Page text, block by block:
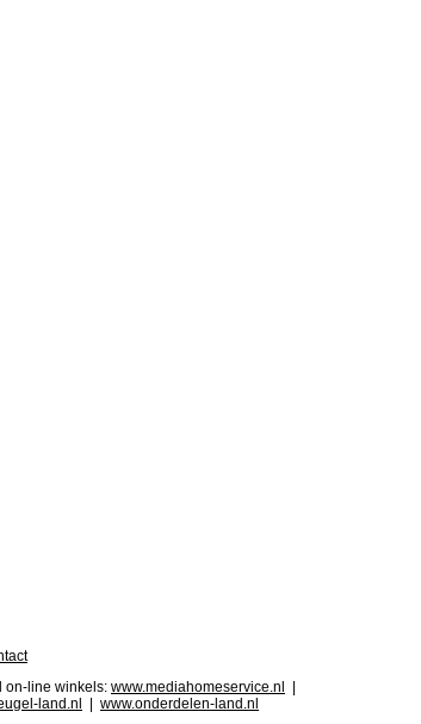
on-line winkels: www.mediahomeservice.nl
land.nl
www.onderdelen-land.nl